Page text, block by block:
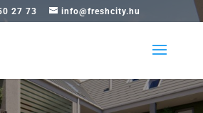
27 73 info@freshcity.hu